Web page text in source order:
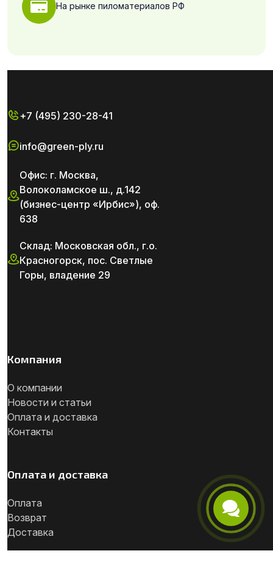
На рынке пиломатериалов РФ
+7 (495) 230-28-41
info@green-ply.ru
Офис: г. Москва,
Волоколамское ш., д.142
(бизнес-центр «Ирбис»), оф.
638
Склад: Московская обл., г.о.
Красногорск, пос. Светлые
Горы, владение 29
Компания
О компании
Новости и статьи
Оплата и доставка
Контакты
Оплата и доставка
Оплата
Возврат
Доставка